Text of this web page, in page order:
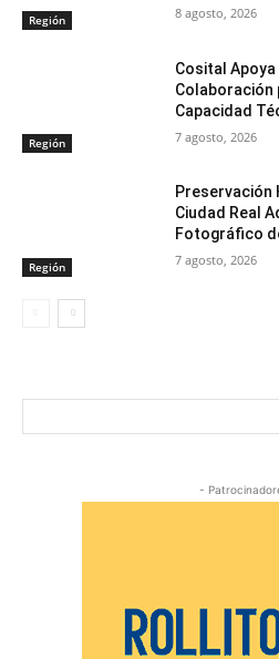
Región 8 agosto, 2026
Región
Cosital
Colaboración
Capacidad
7 agosto, 2026
Región
Preservación
Ciudad Real
Fotográfico
7 agosto, 2026
-